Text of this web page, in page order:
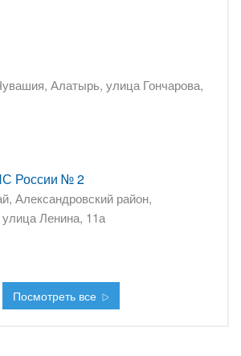
Алатырь, улица Гончарова,
России № 2
Александровский район,
Ленина, 11а
Посмотреть все